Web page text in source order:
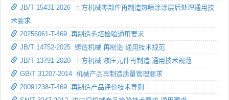
JB/T 15431-2026 土方机械零部件再制造热喷涂涂层后处理通用技
术要求
20256061-T-469 再制造毛坯检验通用要求
JB/T 14752-2025 铸造机械 再制造 通用技术规范
JB/T 13791-2020 土方机械 液压元件再制造 通用技术规范
GB/T 31207-2014 机械产品再制造质量管理要求
20091238-T-469 再制造产品评价技术导则